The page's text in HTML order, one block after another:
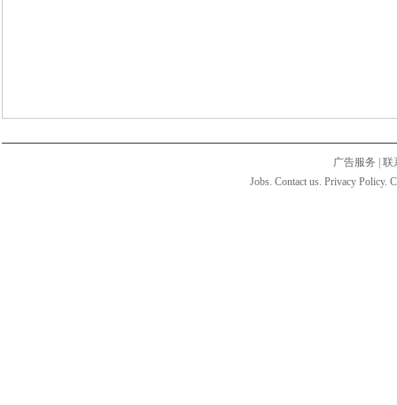
广告服务
联
Jobs. Contact us. Privacy Policy.